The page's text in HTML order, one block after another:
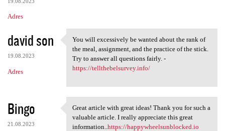
Adres
david son
19.08.2023
Adres
You will excessively be
You will excessively be wanted about the rank of
the meal, assignment, and the practice of the stick.
Try to answer all questions fairly. -
https://tellthebelsurvey.info/
Bingo
21.08.2023
Great article with great
Great article with great ideas! Thank you for such a
valuable article. I really appreciate this great
information..https://happywheelsunblocked.io